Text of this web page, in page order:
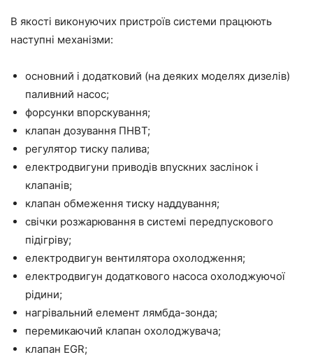
В якості виконуючих пристроїв системи працюють
наступні механізми:
основний і додатковий (на деяких моделях дизелів)
паливний насос;
форсунки впорскування;
клапан дозування ПНВТ;
регулятор тиску палива;
електродвигуни приводів впускних заслінок і
клапанів;
клапан обмеження тиску наддування;
свічки розжарювання в системі передпускового
підігріву;
електродвигун вентилятора охолодження;
електродвигун додаткового насоса охолоджуючої
рідини;
нагрівальний елемент лямбда-зонда;
перемикаючий клапан охолоджувача;
клапан EGR;